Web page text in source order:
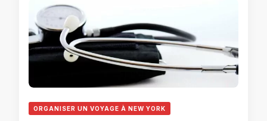
ORGANISER UN VOYAGE À NEW YORK